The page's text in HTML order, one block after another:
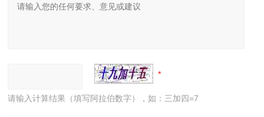
请输入计算结果（填写阿拉伯数字），如：三加四=7